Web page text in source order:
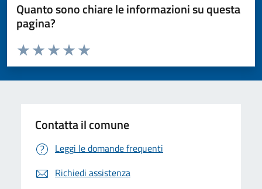
Quanto sono chiare le informazioni su questa
pagina?
Valuta da 1 a 5 stelle la pagina
Valuta 5 stelle su 5
Valuta 4 stelle su 5
Valuta 3 stelle su 5
Valuta 2 stelle su 5
Valuta 1 stelle su 5
Contatta il comune
Leggi le domande frequenti
Richiedi assistenza